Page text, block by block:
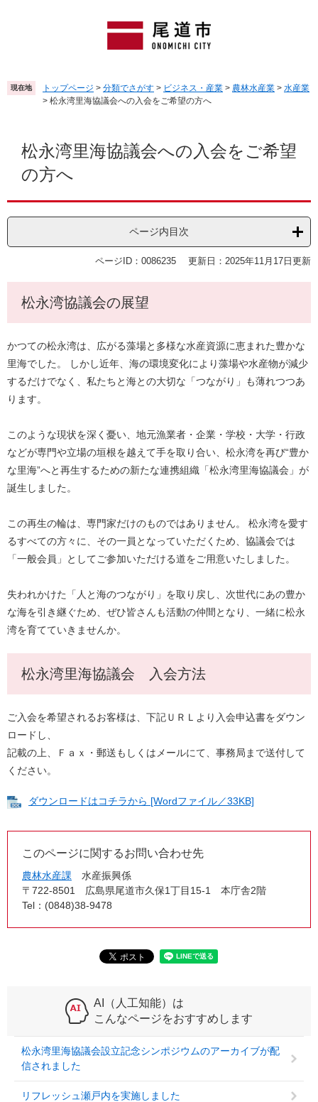
頭
で
飛
ば
現在地 トップページ > 分類でさがす > ビジネス・産業 > 農林水産業 > 水産業
> 松永湾里海協議会への入会をご希望の方へ
松永湾里海協議会への入会をご希望
の方へ
ページ内目次
ページID：0086235 更新日：2025年11月17日更新
松永湾協議会の展望
かつての松永湾は、広がる藻場と多様な水産資源に恵まれた豊かな
里海でした。 しかし近年、海の環境変化により藻場や水産物が減少
するだけでなく、私たちと海との大切な「つながり」も薄れつつあ
ります。
このような現状を深く憂い、地元漁業者・企業・学校・大学・行政
などが専門や立場の垣根を越えて手を取り合い、松永湾を再び“豊か
な里海”へと再生するための新たな連携組織「松永湾里海協議会」が
誕生しました。
この再生の輪は、専門家だけのものではありません。 松永湾を愛す
るすべての方々に、その一員となっていただくため、協議会では
「一般会員」としてご参加いただける道をご用意いたしました。
失われかけた「人と海のつながり」を取り戻し、次世代にあの豊か
な海を引き継ぐため、ぜひ皆さんも活動の仲間となり、一緒に松永
湾を育てていきませんか。
松永湾里海協議会 入会方法
ご入会を希望されるお客様は、下記ＵＲＬより入会申込書をダウン
ロードし、
記載の上、Ｆａｘ・郵送もしくはメールにて、事務局まで送付して
ください。
ダウンロードはコチラから [Wordファイル／33KB]
このページに関するお問い合わせ先
農林水産課
水産振興係
〒722-8501
広島県尾道市久保1丁目15-1 本庁舎2階
Tel：(0848)38-9478
AI（人工知能）は
こんなページをおすすめします
松永湾里海協議会設立記念シンポジウムのアーカイブが配
信されました
リフレッシュ瀬戸内を実施しました